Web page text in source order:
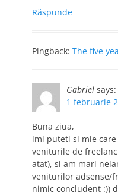
Răspunde
Pingback: The five
Gabriel says:
1 februarie
Buna ziua,
imi puteti si mie
veniturile de
atat), si am mari
veniturilor adsense/
nimic concludent :))